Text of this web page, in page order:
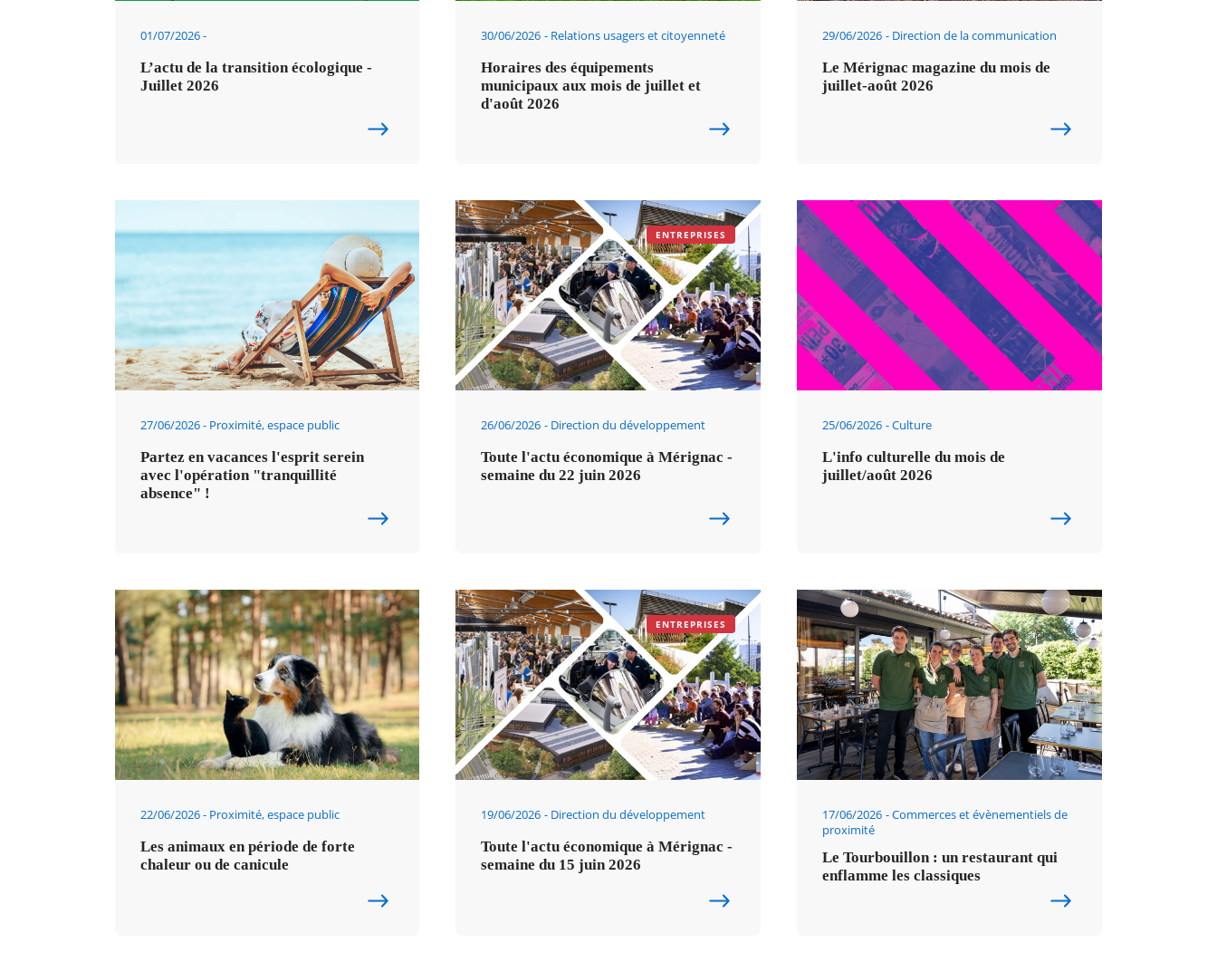
01/07/2026
L’actu de la transition écologique -
Juillet 2026
30/06/2026 Relations usagers et citoyenneté
Horaires des équipements
municipaux aux mois de juillet et
d'août 2026
29/06/2026 Direction de la communication
Le Mérignac magazine du mois de
juillet-août 2026
27/06/2026 Proximité, espace public
Partez en vacances l'esprit serein
avec l'opération "tranquillité
absence" !
ENTREPRISES
26/06/2026 Direction du développement
Toute l'actu économique à Mérignac -
semaine du 22 juin 2026
25/06/2026 Culture
L'info culturelle du mois de
juillet/août 2026
22/06/2026 Proximité, espace public
Les animaux en période de forte
chaleur ou de canicule
ENTREPRISES
19/06/2026 Direction du développement
Toute l'actu économique à Mérignac -
semaine du 15 juin 2026
17/06/2026 Commerces et évènementiels de
proximité
Le Tourbouillon : un restaurant qui
enflamme les classiques